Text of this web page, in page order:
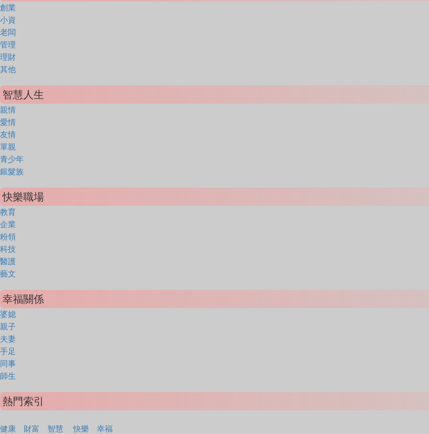
創業
小資
老闆
管理
理財
其他
智慧人生
親情
愛情
友情
單親
青少年
銀髮族
快樂職場
教育
企業
粉領
科技
醫護
藝文
幸福關係
婆媳
親子
夫妻
手足
同事
師生
熱門索引
健康 財富 智慧 快樂 幸福